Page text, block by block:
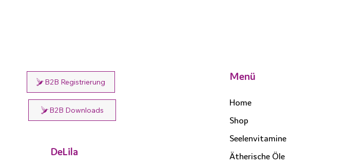
B2B Registrierung
B2B Downloads
DeLila
Menü
Home
Shop
Seelenvitamine
Ätherische Öle